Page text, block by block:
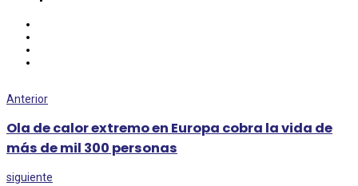
Anterior
Ola de calor extremo en Europa cobra la vida de
más de mil 300 personas
siguiente